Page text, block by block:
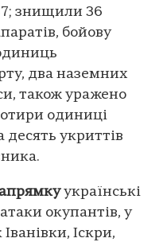
знищили 36
бойову
два наземних
також уражено
одиниці
десять укриттів
українські
окупантів, у
Іскри,